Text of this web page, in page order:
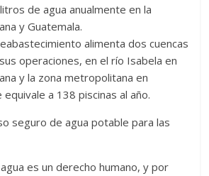
de agua anualmente en la
y Guatemala.
alimenta dos cuencas
operaciones, en el río Isabela en
y la zona metropolitana en
equivale a 138 piscinas al año.
seguro de agua potable para las
es un derecho humano, y por